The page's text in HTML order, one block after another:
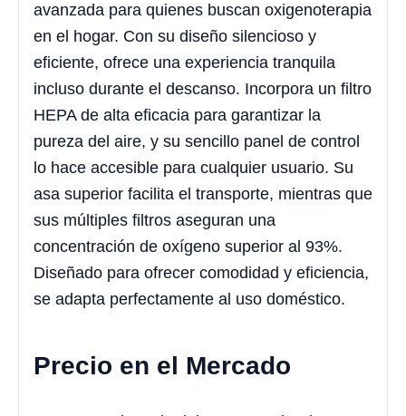
avanzada para quienes buscan oxigenoterapia
en el hogar. Con su diseño silencioso y
eficiente, ofrece una experiencia tranquila
incluso durante el descanso. Incorpora un filtro
HEPA de alta eficacia para garantizar la
pureza del aire, y su sencillo panel de control
lo hace accesible para cualquier usuario. Su
asa superior facilita el transporte, mientras que
sus múltiples filtros aseguran una
concentración de oxígeno superior al 93%.
Diseñado para ofrecer comodidad y eficiencia,
se adapta perfectamente al uso doméstico.
Precio en el Mercado